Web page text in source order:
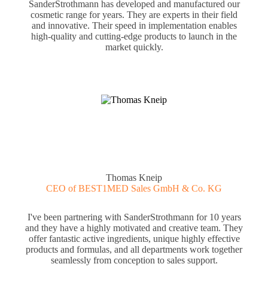
SanderStrothmann has developed and manufactured our
cosmetic range for years. They are experts in their field
and innovative. Their speed in implementation enables
high-quality and cutting-edge products to launch in the
market quickly.
Thomas Kneip
CEO of BEST1MED Sales GmbH & Co. KG
I've been partnering with SanderStrothmann for 10 years
and they have a highly motivated and creative team. They
offer fantastic active ingredients, unique highly effective
products and formulas, and all departments work together
seamlessly from conception to sales support.